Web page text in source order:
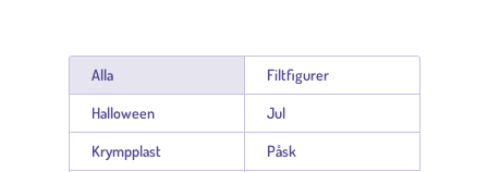
Alla Filtfigurer
Halloween Jul
Krympplast Påsk